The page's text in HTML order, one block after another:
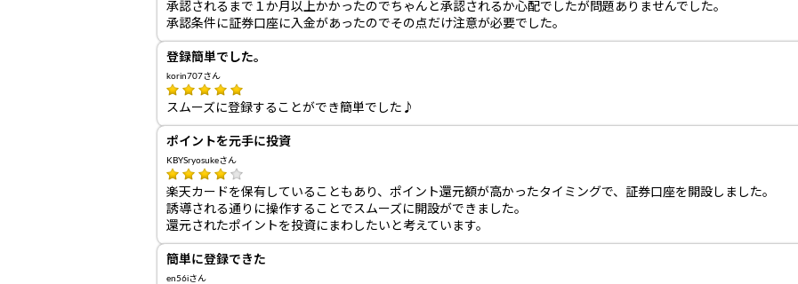
承認されるまで１か月以上かかったのでちゃんと承認されるか心配でしたが問題ありませんでした。
承認条件に証券口座に入金があったのでその点だけ注意が必要でした。
登録簡単でした。
korin707さん
スムーズに登録することができ簡単でした♪
ポイントを元手に投資
KBYSryosukeさん
楽天カードを保有していることもあり、ポイント還元額が高かったタイミングで、証券口座を開設しました。
誘導される通りに操作することでスムーズに開設ができました。
還元されたポイントを投資にまわしたいと考えています。
簡単に登録できた
en56iさん